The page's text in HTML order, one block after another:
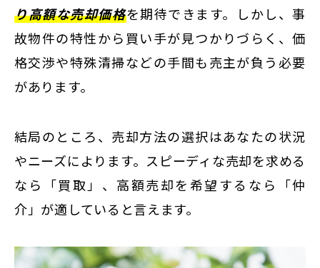
り高額な売却価格を期待できます。しかし、事
故物件の特性から買い手が見つかりづらく、価
格交渉や特殊清掃などの手間も売主が負う必要
があります。
結局のところ、売却方法の選択はあなたの状況
やニーズによります。スピーディな売却を求める
なら「買取」、高額売却を希望するなら「仲
介」が適していると言えます。